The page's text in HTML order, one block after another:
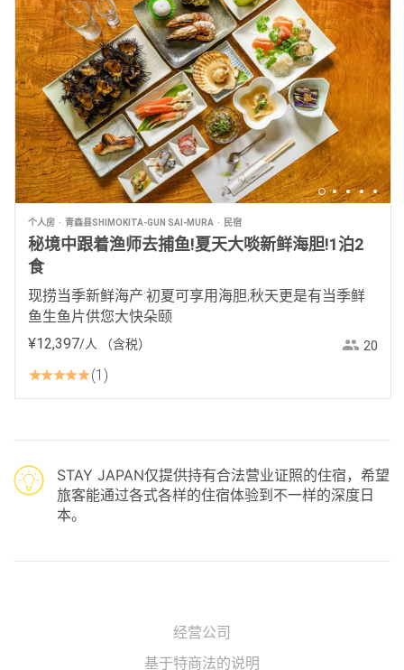
个人房 青森县SHIMOKITA-GUN SAI-MURA 民宿
秘境中跟着渔师去捕鱼!夏天大啖新鲜海胆!1泊2
食
现捞当季新鲜海产:初夏可享用海胆,秋天更是有当季鲜
鱼生鱼片供您大快朵颐
¥12,397/人 （含税） 20
1
STAY JAPAN仅提供持有合法营业证照的住宿，希望
旅客能通过各式各样的住宿体验到不一样的深度日
本。
经营公司
基于特商法的说明